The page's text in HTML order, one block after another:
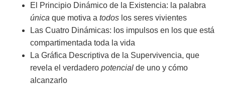
El Principio Dinámico de la Existencia: la palabra
única que motiva a todos los seres vivientes
Las Cuatro Dinámicas: los impulsos en los que está
compartimentada toda la vida
La Gráfica Descriptiva de la Supervivencia, que
revela el verdadero potencial de uno y cómo
alcanzarlo